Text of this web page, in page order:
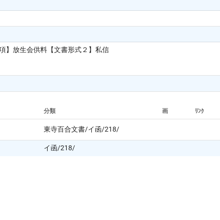
】放生会供料【文書形式２】私信
分類 画 ﾘﾝｸ
東寺百合文書/イ函/218/
イ函/218/